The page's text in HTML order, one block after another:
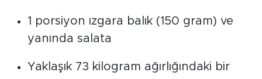
1 porsiyon ızgara balık (150 gram) ve
yanında salata
Yaklaşık 73 kilogram ağırlığındaki bir